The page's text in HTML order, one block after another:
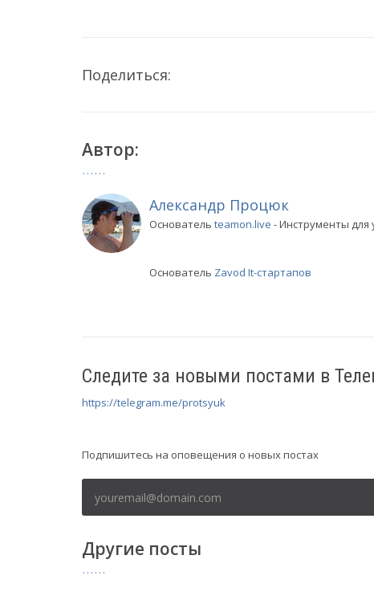
Поделиться:
Автор:
Александр Процюк
Основатель teamon.live - Инструменты
Основатель Zavod It-стартапов
Следите за новыми постами в
https://telegram.me/protsyuk
Подпишитесь на оповещения о новых постах
Другие посты